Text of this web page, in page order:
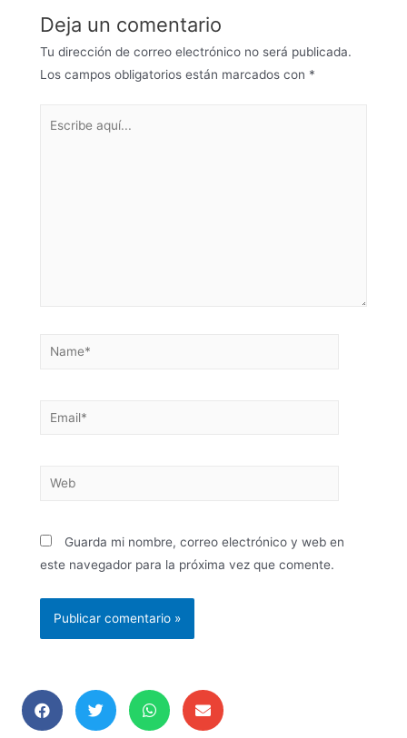
Deja un comentario
Tu dirección de correo electrónico no será publicada.
Los campos obligatorios están marcados con *
Guarda mi nombre, correo electrónico y web en
este navegador para la próxima vez que comente.